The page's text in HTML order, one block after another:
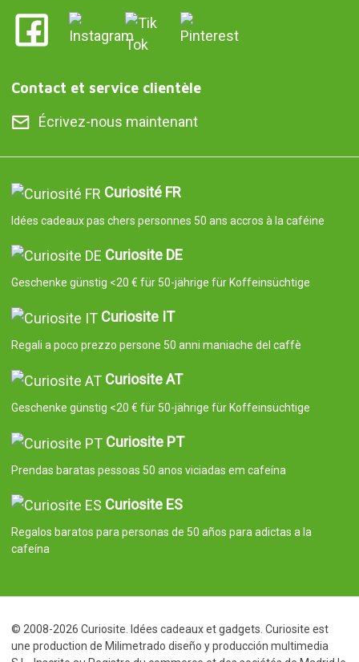
Contact et service clientèle
Écrivez-nous maintenant
Curiosité FR
Idées cadeaux pas chers personnes 50 ans accros à la caféine
Curiosite DE
Geschenke günstig <20 € für 50-jährige für Koffeinsüchtige
Curiosite IT
Regali a poco prezzo persone 50 anni maniache del caffè
Curiosite AT
Geschenke günstig <20 € für 50-jährige für Koffeinsüchtige
Curiosite PT
Prendas baratas pessoas 50 anos viciadas em cafeína
Curiosite ES
Regalos baratos para personas de 50 años para adictas a la
cafeína
© 2008-2026 Curiosite. Idées cadeaux et gadgets. Curiosite est
une production de Milimetrado diseño y producción multimedia